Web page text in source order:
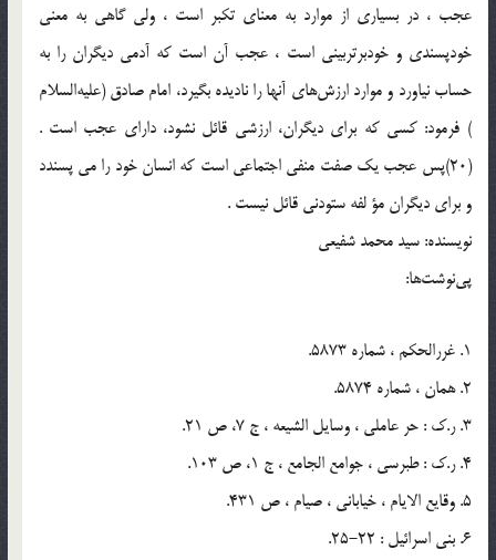
عجب ، در بسیارى از موارد به معناى تكبر است ، ولى گاهى به معنى
خودپسندى و خودبرتربینى است ، عجب آن است كه آدمى دیگران را به
حساب نیاورد و موارد ارزش‌هاى آنها را نادیده بگیرد، امام صادق (علیه‌السلام
) فرمود: كسى كه براى دیگران، ارزشى قائل نشود، داراى عجب است .
(20)پس عجب یك صفت منفى اجتماعى است كه انسان خود را مى پسندد
و براى دیگران مؤ لفه ستودنى قائل نیست .
نویسنده: سید محمد شفیعى
پي‌نوشت‌ها:
1. غررالحكم ، شماره 5873.
2. همان ، شماره 5874.
3. ر.ك : حر عاملى ، وسایل الشیعه ، ج 7، ص 21.
4. ر.ك : طبرسى ، جوامع الجامع ، ج 1، ص 103.
5. وقایع الایام ، خیابانى ، صیام ، ص 431.
6. بنى اسرائیل : 22-25.